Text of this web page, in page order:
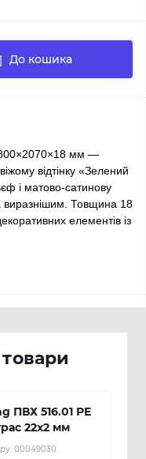
До кошика
мм —
відтінку «Зелений
і матово-сатинову
виразнішим. Товщина 18
елементів із
ПВХ 516.01 РЕ
22х2 мм
00049030